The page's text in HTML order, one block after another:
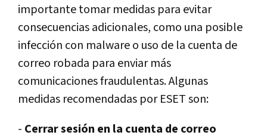
importante tomar medidas para evitar
consecuencias adicionales, como una posible
infección con malware o uso de la cuenta de
correo robada para enviar más
comunicaciones fraudulentas. Algunas
medidas recomendadas por ESET son:
- Cerrar sesión en la cuenta de correo